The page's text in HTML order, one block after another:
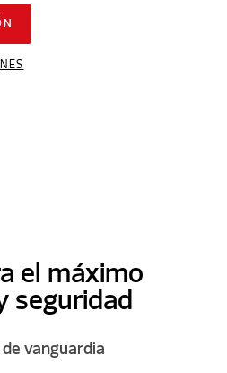
el máximo
seguridad
de vanguardia